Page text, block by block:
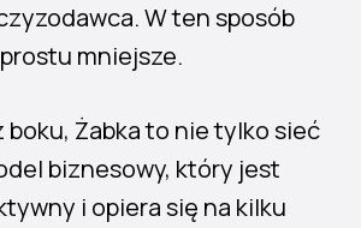
W ten sposób
mniejsze.
boku, Żabka to nie tylko sieć
biznesowy, który jest
i opiera się na kilku